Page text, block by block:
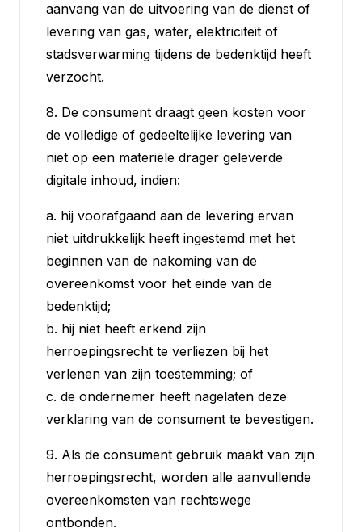
aanvang van de uitvoering van de dienst of
levering van gas, water, elektriciteit of
stadsverwarming tijdens de bedenktijd heeft
verzocht.
8. De consument draagt geen kosten voor
de volledige of gedeeltelijke levering van
niet op een materiële drager geleverde
digitale inhoud, indien:
a. hij voorafgaand aan de levering ervan
niet uitdrukkelijk heeft ingestemd met het
beginnen van de nakoming van de
overeenkomst voor het einde van de
bedenktijd;
b. hij niet heeft erkend zijn
herroepingsrecht te verliezen bij het
verlenen van zijn toestemming; of
c. de ondernemer heeft nagelaten deze
verklaring van de consument te bevestigen.
9. Als de consument gebruik maakt van zijn
herroepingsrecht, worden alle aanvullende
overeenkomsten van rechtswege
ontbonden.